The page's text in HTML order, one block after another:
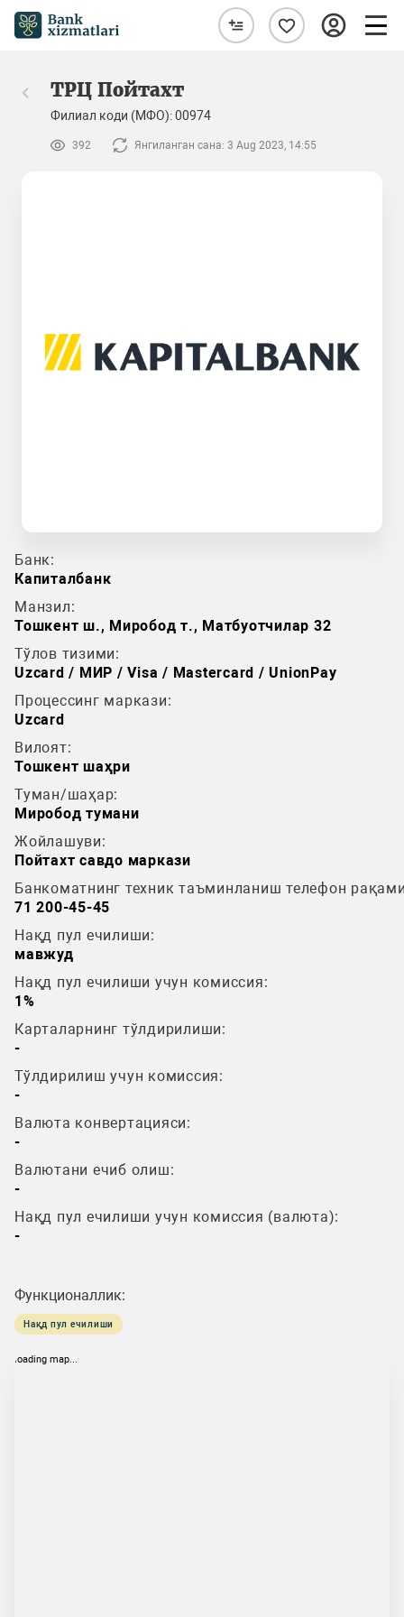
ТРЦ Пойтахт
Филиал коди (МФО): 00974
392 Янгиланган сана: 3 Aug 2023, 14:55
Банк:
Капиталбанк
Манзил:
Тошкент ш., Миробод т., Матбуотчилар 32
Тўлов тизими:
Uzcard / МИР / Visa / Mastercard / UnionPay
Процессинг маркази:
Uzcard
Вилоят:
Тошкент шаҳри
Туман/шаҳар:
Миробод тумани
Жойлашуви:
Пойтахт савдо маркази
Банкоматнинг техник таъминланиш телефон
71 200-45-45
Нақд пул ечилиши:
мавжуд
Нақд пул ечилиши учун комиссия:
1%
Карталарнинг тўлдирилиши:
-
Тўлдирилиш учун комиссия:
-
Валюта конвертацияси:
-
Валютани ечиб олиш:
-
Нақд пул ечилиши учун комиссия (валюта):
-
Функционаллик:
Нақд пул ечилиши
loading map...